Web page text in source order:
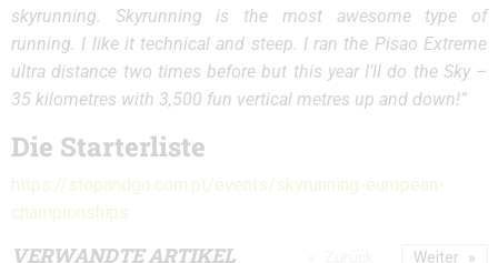
skyrunning. Skyrunning is the most awesome type of
running. I like it technical and steep. I ran the Pisao Extreme
ultra distance two times before but this year I’ll do the Sky –
35 kilometres with 3,500 fun vertical metres up and down!”
Die Starterliste
https://stopandgo.com.pt/events/skyrunning-european-
championships
VERWANDTE ARTIKEL Weiter